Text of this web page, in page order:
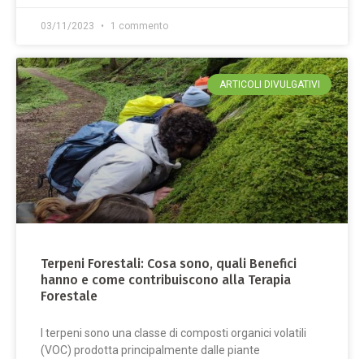
03/11/2023 1 commento
ARTICOLI DIVULGATIVI
Terpeni Forestali: Cosa sono, quali Benefici
hanno e come contribuiscono alla Terapia
Forestale
I terpeni sono una classe di composti organici volatili
(VOC) prodotta principalmente dalle piante